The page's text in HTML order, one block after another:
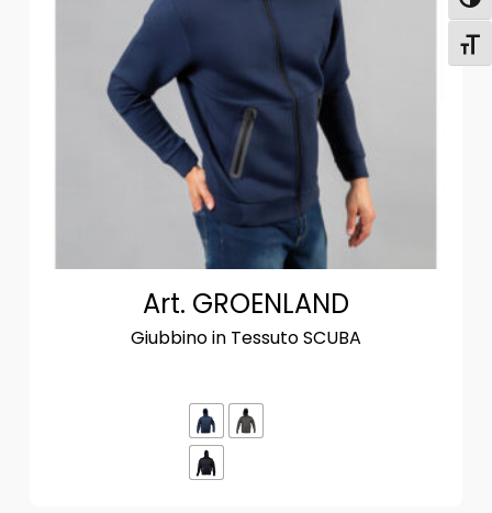
Art. GROENLAND
Giubbino in Tessuto SCUBA